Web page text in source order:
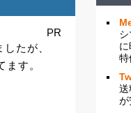
PR
たが、
す。
特
送
が